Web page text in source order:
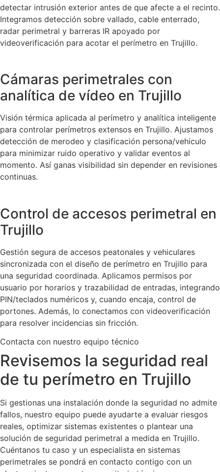
detectar intrusión exterior antes de que afecte a el recinto.
Integramos detección sobre vallado, cable enterrado,
radar perimetral y barreras IR apoyado por
videoverificación para acotar el perímetro en Trujillo.
Cámaras perimetrales con
analítica de vídeo en Trujillo
Visión térmica aplicada al perímetro y analítica inteligente
para controlar perímetros extensos en Trujillo. Ajustamos
detección de merodeo y clasificación persona/vehículo
para minimizar ruido operativo y validar eventos al
momento. Así ganas visibilidad sin depender en revisiones
continuas.
Control de accesos perimetral en
Trujillo
Gestión segura de accesos peatonales y vehiculares
sincronizada con el diseño de perímetro en Trujillo para
una seguridad coordinada. Aplicamos permisos por
usuario por horarios y trazabilidad de entradas, integrando
PIN/teclados numéricos y, cuando encaja, control de
portones. Además, lo conectamos con videoverificación
para resolver incidencias sin fricción.
Contacta con nuestro equipo técnico
Revisemos la seguridad real
de tu perímetro en Trujillo
Si gestionas una instalación donde la seguridad no admite
fallos, nuestro equipo puede ayudarte a evaluar riesgos
reales, optimizar sistemas existentes o plantear una
solución de seguridad perimetral a medida en Trujillo.
Cuéntanos tu caso y un especialista en sistemas
perimetrales se pondrá en contacto contigo con un